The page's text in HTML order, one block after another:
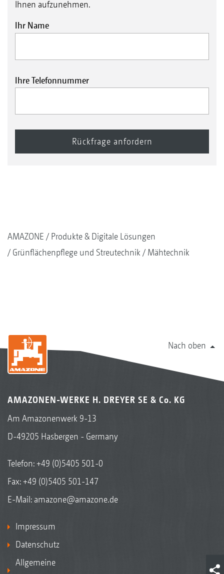
Ihnen aufzunehmen.
Ihr Name
Ihre Telefonnummer
AMAZONE
Produkte & Digitale Lösungen
Grünflächenpflege und Streutechnik
Mähtechnik
Nach oben
AMAZONEN-WERKE H. DREYER SE & Co. KG
Am Amazonenwerk 9-13
D-49205 Hasbergen - Germany
Telefon:+49 (0)5405 501-0
Fax: +49 (0)5405 501-147
E-Mail: amazone@amazone.de
Impressum
Datenschutz
Allgemeine